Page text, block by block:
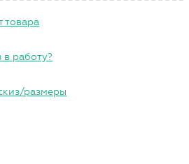
товара
в работу?
размеры